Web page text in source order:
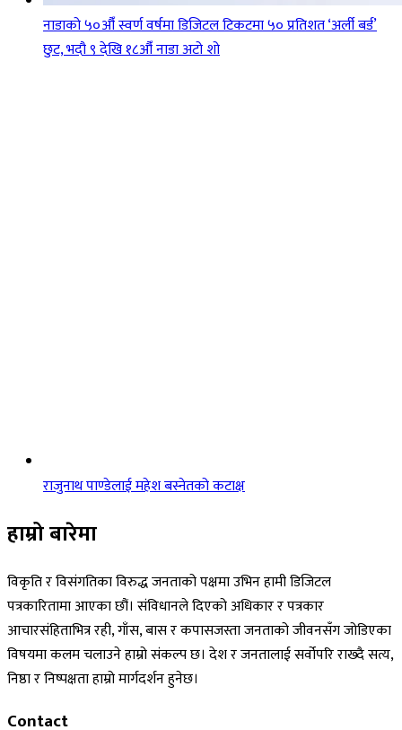
नाडाको ५०औँ स्वर्ण वर्षमा डिजिटल टिकटमा ५० प्रतिशत ‘अर्ली बर्ड’
छुट, भदौ ९ देखि १८औँ नाडा अटो शो
राजुनाथ पाण्डेलाई महेश बस्नेतको कटाक्ष
हाम्रो बारेमा
विकृति र विसंगतिका विरुद्ध जनताको पक्षमा उभिन हामी डिजिटल
पत्रकारितामा आएका छौं। संविधानले दिएको अधिकार र पत्रकार
आचारसंहिताभित्र रही, गाँस, बास र कपासजस्ता जनताको जीवनसँग जोडिएका
विषयमा कलम चलाउने हाम्रो संकल्प छ। देश र जनतालाई सर्वोपरि राख्दै सत्य,
निष्ठा र निष्पक्षता हाम्रो मार्गदर्शन हुनेछ।
Contact